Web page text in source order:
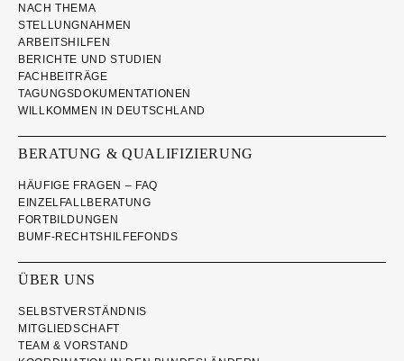
NACH THEMA
STELLUNGNAHMEN
ARBEITSHILFEN
BERICHTE UND STUDIEN
FACHBEITRÄGE
TAGUNGSDOKUMENTATIONEN
WILLKOMMEN IN DEUTSCHLAND
BERATUNG & QUALIFIZIERUNG
HÄUFIGE FRAGEN – FAQ
EINZELFALLBERATUNG
FORTBILDUNGEN
BUMF-RECHTSHILFEFONDS
ÜBER UNS
SELBSTVERSTÄNDNIS
MITGLIEDSCHAFT
TEAM & VORSTAND